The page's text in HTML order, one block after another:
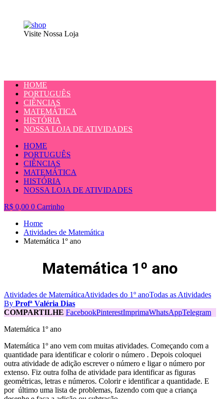
Visite Nossa Loja
HOME
PORTUGUÊS
CIÊNCIAS
MATEMÁTICA
HISTÓRIA
NOSSA LOJA DE ATIVIDADES
HOME
PORTUGUÊS
CIÊNCIAS
MATEMÁTICA
HISTÓRIA
NOSSA LOJA DE ATIVIDADES
R$ 0,00 0 Carrinho
Home
Atividades de Matemática
Matemática 1º ano
Matemática 1º ano
Atividades de MatemáticaAtividades do 1º anoTodas as Atividades
By Profª Valéria Dias
COMPARTILHE FacebookPinterestImprimaWhatsAppTelegram
Matemática 1º ano
Matemática 1º ano vem com muitas atividades. Começando com a
quantidade para identificar e colorir o número . Depois coloquei
outra atividade de adição escrever o número e ligar o número por
extenso. Fiz outra folha de atividade para identificar as figuras
geométricas, letras e números. Colorir e identificar a quantidade. E
por último uma lista de problemas, fazendo com que a criança